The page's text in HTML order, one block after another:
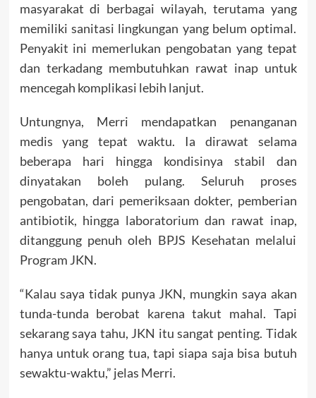
masyarakat di berbagai wilayah, terutama yang
memiliki sanitasi lingkungan yang belum optimal.
Penyakit ini memerlukan pengobatan yang tepat
dan terkadang membutuhkan rawat inap untuk
mencegah komplikasi lebih lanjut.
Untungnya, Merri mendapatkan penanganan
medis yang tepat waktu. Ia dirawat selama
beberapa hari hingga kondisinya stabil dan
dinyatakan boleh pulang. Seluruh proses
pengobatan, dari pemeriksaan dokter, pemberian
antibiotik, hingga laboratorium dan rawat inap,
ditanggung penuh oleh BPJS Kesehatan melalui
Program JKN.
“Kalau saya tidak punya JKN, mungkin saya akan
tunda-tunda berobat karena takut mahal. Tapi
sekarang saya tahu, JKN itu sangat penting. Tidak
hanya untuk orang tua, tapi siapa saja bisa butuh
sewaktu-waktu,” jelas Merri.